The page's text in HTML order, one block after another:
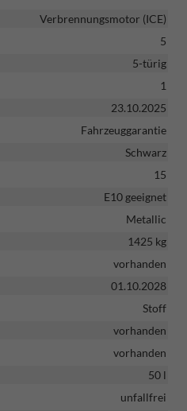
Verbrennungsmotor (ICE)
5
5-türig
1
23.10.2025
Fahrzeuggarantie
Schwarz
15
E10 geeignet
Metallic
1425 kg
vorhanden
01.10.2028
Stoff
vorhanden
vorhanden
50 l
unfallfrei